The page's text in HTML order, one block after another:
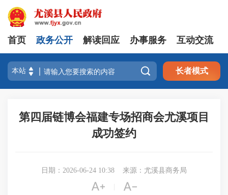
首页 政务公开 解读回应 办事服务 互动交流
 长者模式
第四届链博会福建专场招商会尤溪项目
成功签约
日期：2026-06-24 10:38 来源：尤溪县商务局
 